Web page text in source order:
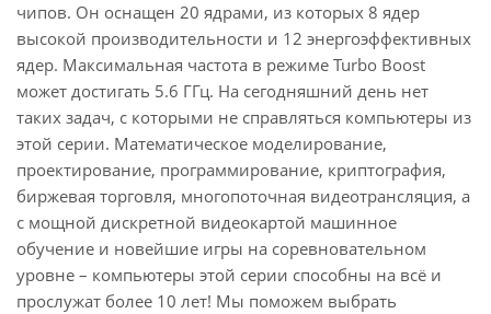
чипов. Он оснащен 20 ядрами, из которых 8 ядер
высокой производительности и 12 энергоэффективных
ядер. Максимальная частота в режиме Turbo Boost
может достигать 5.6 ГГц. На сегодняшний день нет
таких задач, с которыми не справляться компьютеры из
этой серии. Математическое моделирование,
проектирование, программирование, криптография,
биржевая торговля, многопоточная видеотрансляция, а
с мощной дискретной видеокартой машинное
обучение и новейшие игры на соревновательном
уровне – компьютеры этой серии способны на всё и
прослужат более 10 лет! Мы поможем выбрать